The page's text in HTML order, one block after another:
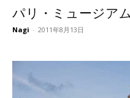
パリ・ミュージア
Nagi - 2011年8月13日